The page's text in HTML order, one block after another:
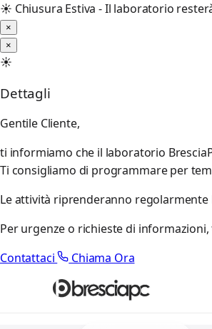
☀️ Chiusura Estiva - Il laboratorio
×
×
☀️
Dettagli
Gentile Cliente,
ti informiamo che il laboratorio
Ti consigliamo di programmare per
Le attività riprenderanno regolarmente
Per urgenze o richieste di
Contattaci
Chiama Ora